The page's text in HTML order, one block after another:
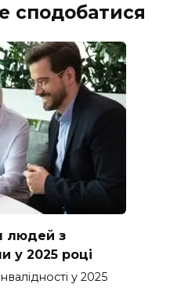
сподобатися
людей з
у 2025 році
у 2025